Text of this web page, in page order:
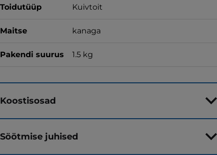
Toidutüüp Kuivtoit
Maitse kanaga
Pakendi suurus 1.5 kg
Koostisosad
Söötmise juhised